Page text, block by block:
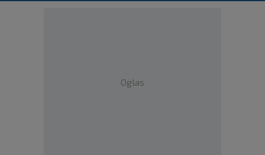
Oglas